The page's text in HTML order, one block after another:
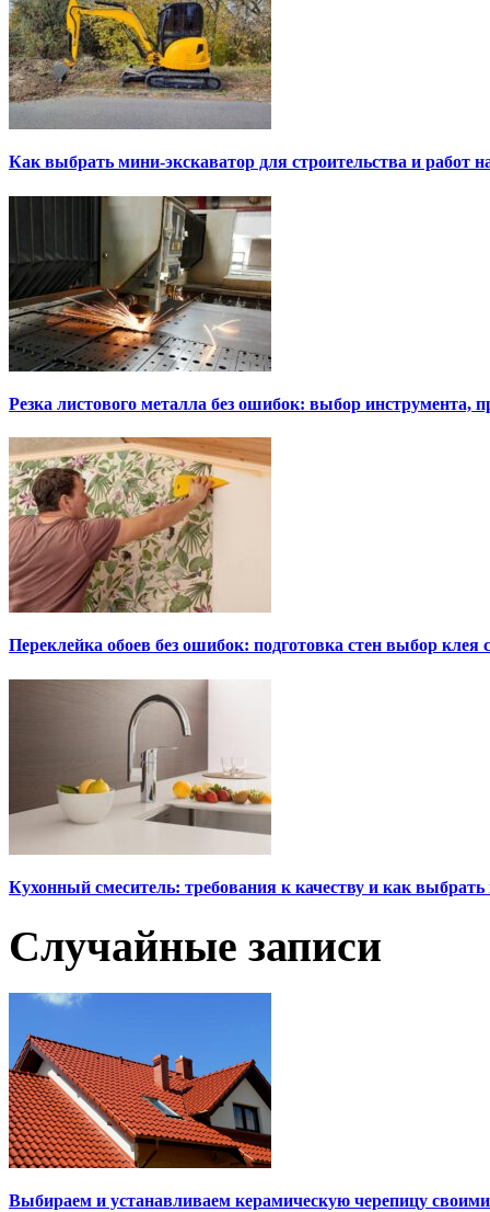
Как выбрать мини-экскаватор для строительства и работ
Резка листового металла без ошибок: выбор инструмента,
Переклейка обоев без ошибок: подготовка стен выбор клея
Кухонный смеситель: требования к качеству и как
Случайные записи
Выбираем и устанавливаем керамическую черепицу